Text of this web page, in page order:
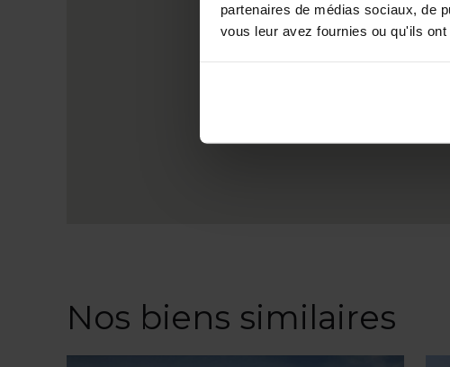
partenaires de médias sociaux, de
vous leur avez fournies ou qu'ils
Nos biens similaires